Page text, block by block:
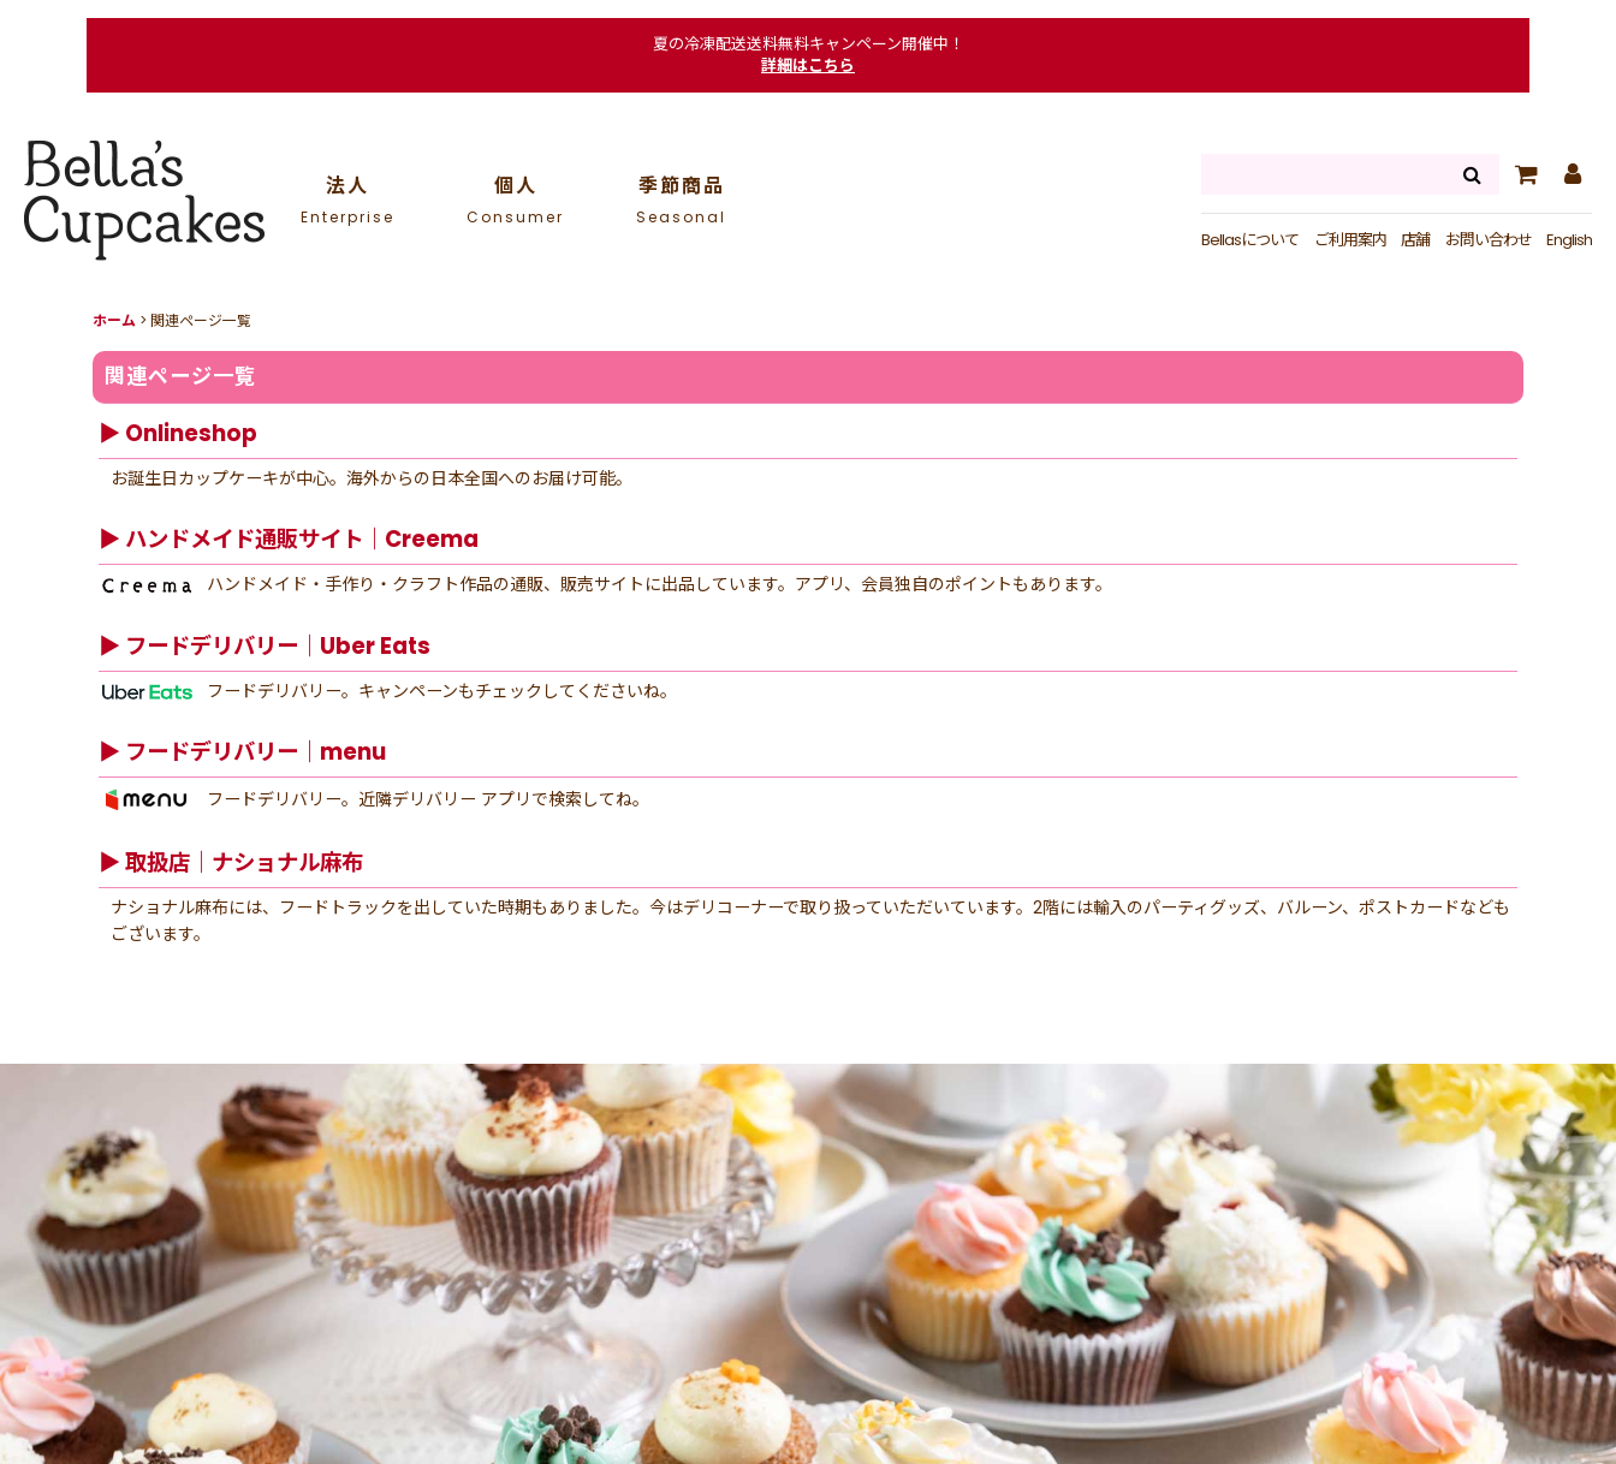
夏の冷凍配送送料無料キャンペーン開催中！
詳細はこちら
法人
Enterprise
個人
Consumer
季節商品
Seasonal
Bellasについて ご利用案内 店舗 お問い合わせ English
ホーム > 関連ページ一覧
関連ページ一覧
▶︎ Onlineshop
お誕生日カップケーキが中心。海外からの日本全国へのお届け可能。
▶︎ ハンドメイド通販サイト｜Creema
ハンドメイド・手作り・クラフト作品の通販、販売サイトに出品しています。アプリ、会員独自のポイントもあります。
▶︎ フードデリバリー｜Uber Eats
フードデリバリー。キャンペーンもチェックしてくださいね。
▶︎ フードデリバリー｜menu
フードデリバリー。近隣デリバリー アプリで検索してね。
▶︎ 取扱店｜ナショナル麻布
ナショナル麻布には、フードトラックを出していた時期もありました。今はデリコーナーで取り扱っていただいています。2階には輸入のパーティグッズ、バルーン、ポストカードなども
ございます。